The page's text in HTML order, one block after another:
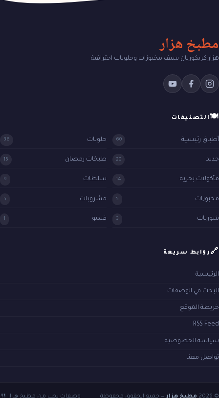
مطبخ هزار
هزار كريكوريان شيف مخبوزات وحلويات احترافية
🍽 التصنيفات
أطباق رئيسية 60 حلويات 36
جديد 20 طبخات رمضان 15
مأكولات بحرية 14 سلطات 9
مخبوزات 5 مشروبات 5
شوربات 3 فيديو 1
🔗 روابط سريعة
الرئيسية
البحث في الوصفات
خريطة الموقع
RSS Feed
سياسة الخصوصية
تواصل معنا